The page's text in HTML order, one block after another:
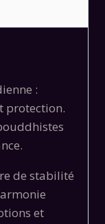
:
protection.
de stabilité
et